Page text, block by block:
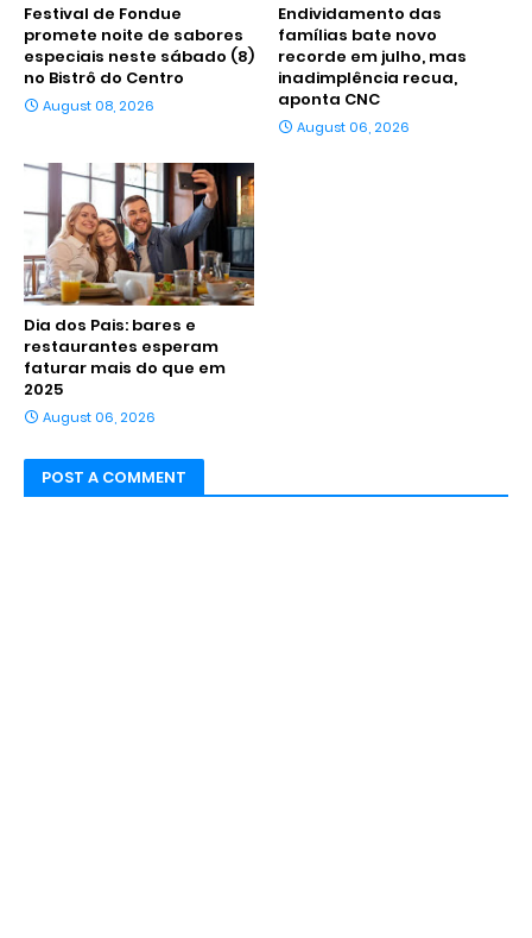
Festival de Fondue
promete noite de sabores
especiais neste sábado (8)
no Bistrô do Centro
August 08, 2026
Endividamento das
famílias bate novo
recorde em julho, mas
inadimplência recua,
aponta CNC
August 06, 2026
Dia dos Pais: bares e
restaurantes esperam
faturar mais do que em
2025
August 06, 2026
POST A COMMENT